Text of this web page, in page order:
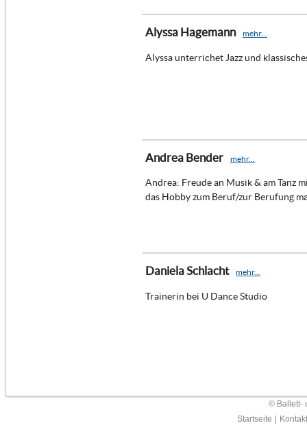
Alyssa Hagemann mehr...
Alyssa unterrichet Jazz und
Andrea Bender mehr...
Andrea: Freude an Musik & am Tanz
das Hobby zum Beruf/zur Berufung
Daniela Schlacht mehr...
Trainerin bei U Dance Studio
© Ballett-
Startseite
Kontakt